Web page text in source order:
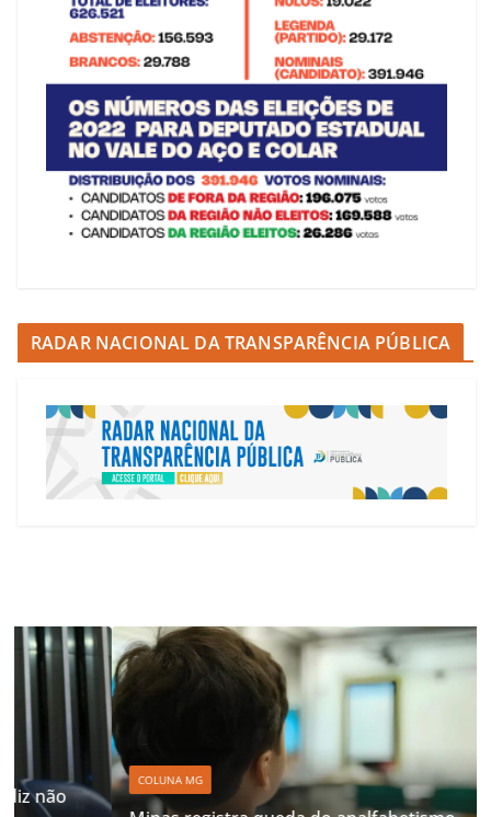
RADAR NACIONAL DA TRANSPARÊNCIA PÚBLICA
COLUNA MG